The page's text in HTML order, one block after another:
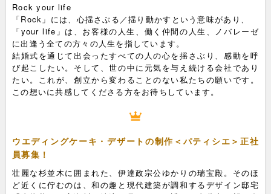
Rock your life
「Rock」には、心揺さぶる／揺り動かすという意味があり、
「your life」は、お客様の人生、働く仲間の人生、ノバレーゼ
に出逢う全ての方々の人生を指しています。
結婚式を通じて出会ったすべての人の心を揺さぶり、感動を呼
び起こしたい。そして、世の中に元気を与え続ける会社であり
たい。これが、創立から変わることのない私たちの願いです。
この想いに共感してくださる方をお待ちしています。
ウエディングケーキ・デザートの制作＜パティシエ＞正社
員募集！
壮麗な杉並木に囲まれた、伊達政宗公ゆかりの瑞宝殿。そのほ
ど近くに佇むのは、和の趣と現代建築が調和するデザイン邸宅